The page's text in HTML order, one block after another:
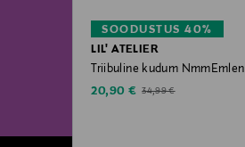
SOODUSTUS 40%
LIL' ATELIER
Triibuline kudum NmmEmlen
Discounted Price
20,90 € Original Price
34,99 €